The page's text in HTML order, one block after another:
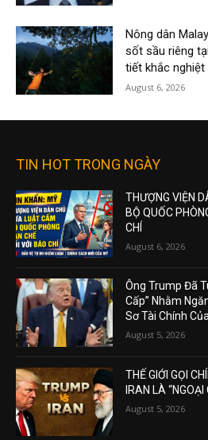
Nông dân
sốt sầu riêng
tiết khắc nghiệt
August 6, 2026
TIN HOT TRONG NGÀY
THƯỢNG VIỆN
BỘ QUỐC
CHÍ
August 6, 2026
Ông Trump Đã
Cấp” Nhằm
Sơ Tài Chính
August 5, 2026
THẾ GIỚI GỌI
IRAN LÀ
August 5, 2026